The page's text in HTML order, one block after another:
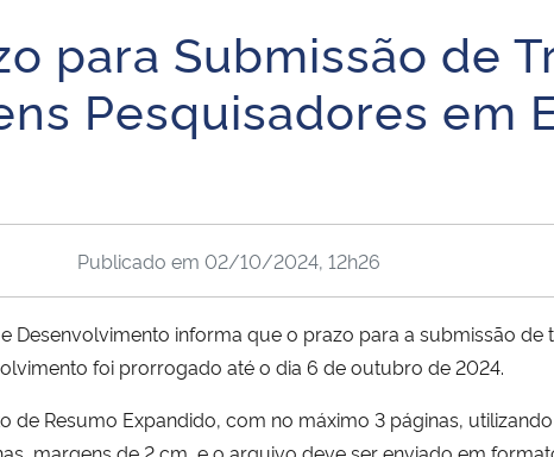
Advocacia-Geral da União Banco Central do Brasil
para Submissão de
Pesquisadores em
Publicado em 02/10/2024, 12h26
Desenvolvimento informa que o prazo para a submissão de
foi prorrogado até o dia 6 de outubro de 2024.
Resumo Expandido, com no máximo 3 páginas,
margens de 2 cm, e o arquivo deve ser enviado em